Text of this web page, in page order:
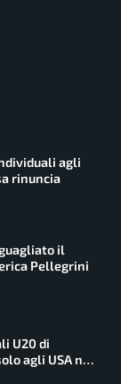
agli
rinuncia
il
Pellegrini
U20 di
agli USA nel